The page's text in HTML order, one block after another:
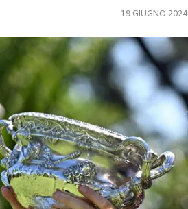
CONCORSI
EVENTI
VIDEO
TV
19 GIUGNO 2024